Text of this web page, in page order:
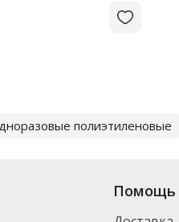
полиэтиленовые
Помощь